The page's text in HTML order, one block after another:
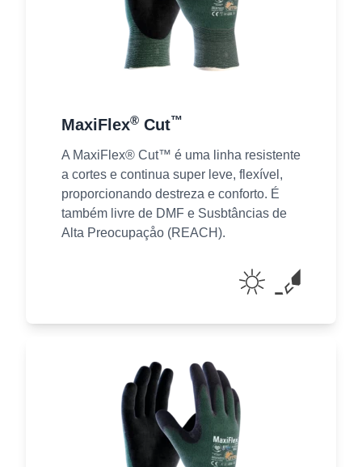
MaxiFlex® Cut™
A MaxiFlex® Cut™ é uma linha resistente
a cortes e continua super leve, flexível,
proporcionando destreza e conforto. É
também livre de DMF e Susbtâncias de
Alta Preocupaçåo (REACH).